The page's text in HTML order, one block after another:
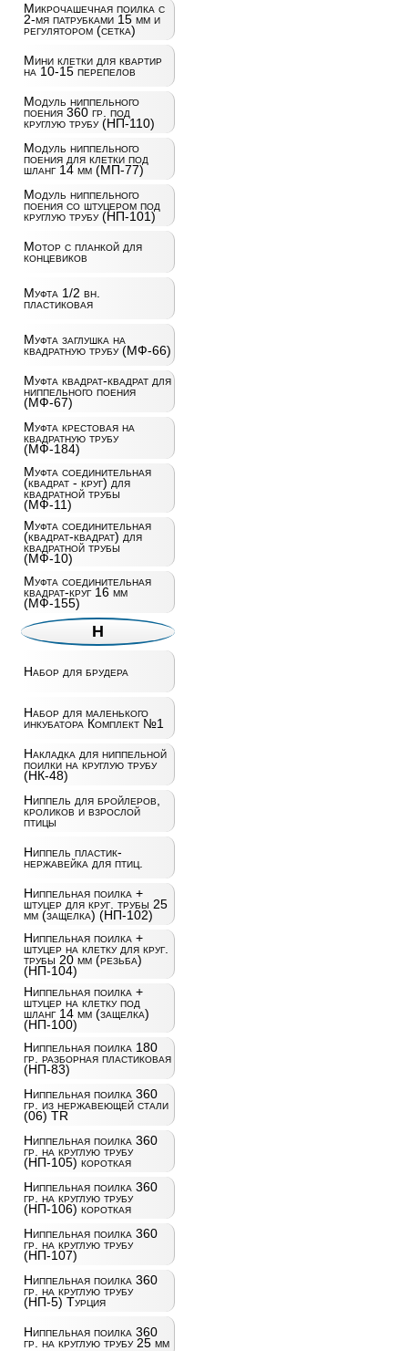
Микрочашечная поилка с
2-мя патрубками 15 мм и
регулятором (сетка)
Мини клетки для квартир
на 10-15 перепелов
Модуль ниппельного
поения 360 гр. под
круглую трубу (НП-110)
Модуль ниппельного
поения для клетки под
шланг 14 мм (МП-77)
Модуль ниппельного
поения со штуцером под
круглую трубу (НП-101)
Мотор с планкой для
концевиков
Муфта 1/2 вн.
пластиковая
Муфта заглушка на
квадратную трубу (МФ-66)
Муфта квадрат-квадрат для
ниппельного поения
(МФ-67)
Муфта крестовая на
квадратную трубу
(МФ-184)
Муфта соединительная
(квадрат - круг) для
квадратной трубы
(МФ-11)
Муфта соединительная
(квадрат-квадрат) для
квадратной трубы
(МФ-10)
Муфта соединительная
квадрат-круг 16 мм
(МФ-155)
Н
Набор для брудера
Набор для маленького
инкубатора Комплект №1
Накладка для ниппельной
поилки на круглую трубу
(НК-48)
Ниппель для бройлеров,
кроликов и взрослой
птицы
Ниппель пластик-
нержавейка для птиц.
Ниппельная поилка +
штуцер для круг. трубы 25
мм (защелка) (НП-102)
Ниппельная поилка +
штуцер на клетку для круг.
трубы 20 мм (резьба)
(НП-104)
Ниппельная поилка +
штуцер на клетку под
шланг 14 мм (защелка)
(НП-100)
Ниппельная поилка 180
гр. разборная пластиковая
(НП-83)
Ниппельная поилка 360
гр. из нержавеющей стали
(06) TR
Ниппельная поилка 360
гр. на круглую трубу
(НП-105) короткая
Ниппельная поилка 360
гр. на круглую трубу
(НП-106) короткая
Ниппельная поилка 360
гр. на круглую трубу
(НП-107)
Ниппельная поилка 360
гр. на круглую трубу
(НП-5) Турция
Ниппельная поилка 360
гр. на круглую трубу 25 мм